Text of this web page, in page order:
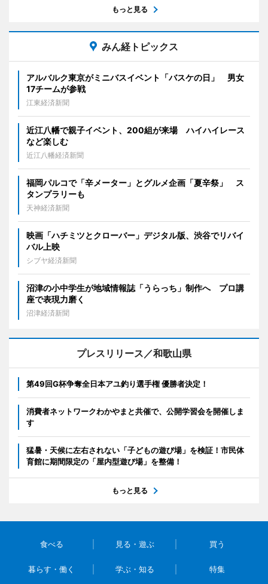
もっと見る
みん経トピックス
アルバルク東京がミニバスイベント「バスケの日」 男女
17チームが参戦
江東経済新聞
近江八幡で親子イベント、200組が来場 ハイハイレース
など楽しむ
近江八幡経済新聞
福岡パルコで「辛メーター」とグルメ企画「夏辛祭」 ス
タンプラリーも
天神経済新聞
映画「ハチミツとクローバー」デジタル版、渋谷でリバイ
バル上映
シブヤ経済新聞
沼津の小中学生が地域情報誌「うらっち」制作へ プロ講
座で表現力磨く
沼津経済新聞
プレスリリース／和歌山県
第49回G杯争奪全日本アユ釣り選手権 優勝者決定！
消費者ネットワークわかやまと共催で、公開学習会を開催しま
す
猛暑・天候に左右されない「子どもの遊び場」を検証！市民体
育館に期間限定の「屋内型遊び場」を整備！
もっと見る
食べる 見る・遊ぶ 買う
暮らす・働く 学ぶ・知る 特集